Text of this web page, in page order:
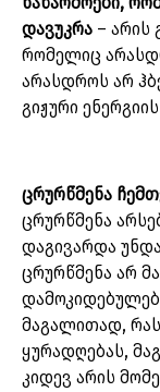
დავუკრა – არის
რომელიც
არასდროს არ
გიჟური
ცრურწმენა
ცრურწმენა
დაგივარდა
ცრურწმენა არ
მაგალითად,
ყურადღებას,
კიდევ არის